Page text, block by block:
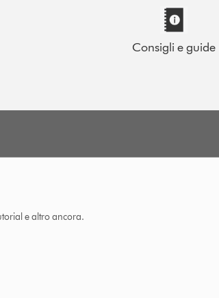
Consigli e guide
e altro ancora.